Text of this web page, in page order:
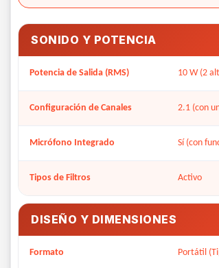
SONIDO Y POTENCIA
Potencia de Salida (RMS) 10 W (2
Configuración de Canales 2.1 (con
Micrófono Integrado Sí (con
Tipos de Filtros Activo
DISEÑO Y DIMENSIONES
Formato Portátil